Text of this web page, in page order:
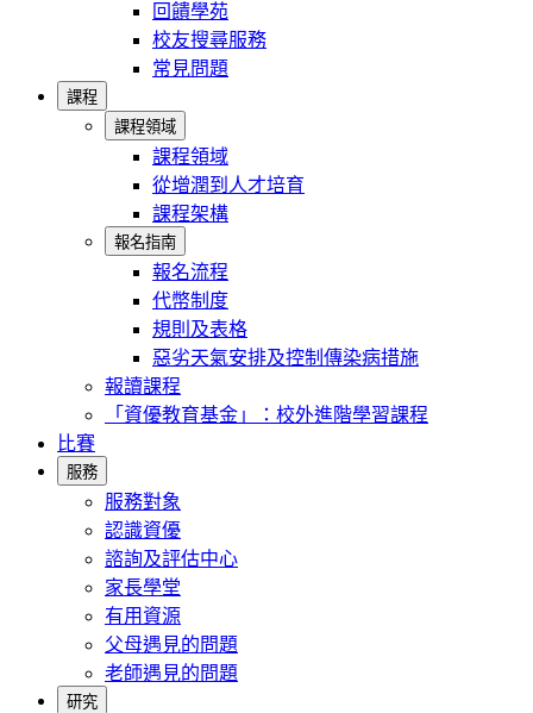
回饋學苑
校友搜尋服務
常見問題
課程
課程領域
課程領域
從增潤到人才培育
課程架構
報名指南
報名流程
代幣制度
規則及表格
惡劣天氣安排及控制傳染病措施
報讀課程
「資優教育基金」：校外進階學習課程
比賽
服務
服務對象
認識資優
諮詢及評估中心
家長學堂
有用資源
父母遇見的問題
老師遇見的問題
研究